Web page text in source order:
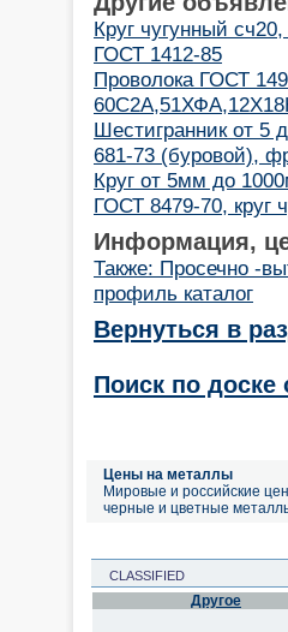
Круг чугунный
ГОСТ 1412-85
Проволока ГОСТ
Шестигранник от 5
681-73 (буровой),
Круг от 5мм до
ГОСТ 8479-70, круг
Информация,
Также: Просечно -
профиль каталог
Вернуться в
Поиск по
Цены на металлы
Мировые и российские
черные и цветные
CLASSIFIED
Другое